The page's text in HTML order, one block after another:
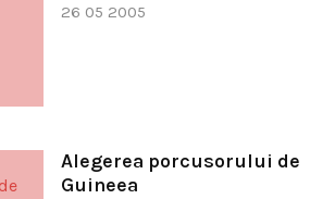
26 05 2005
Alegerea porcusorului de
Guineea